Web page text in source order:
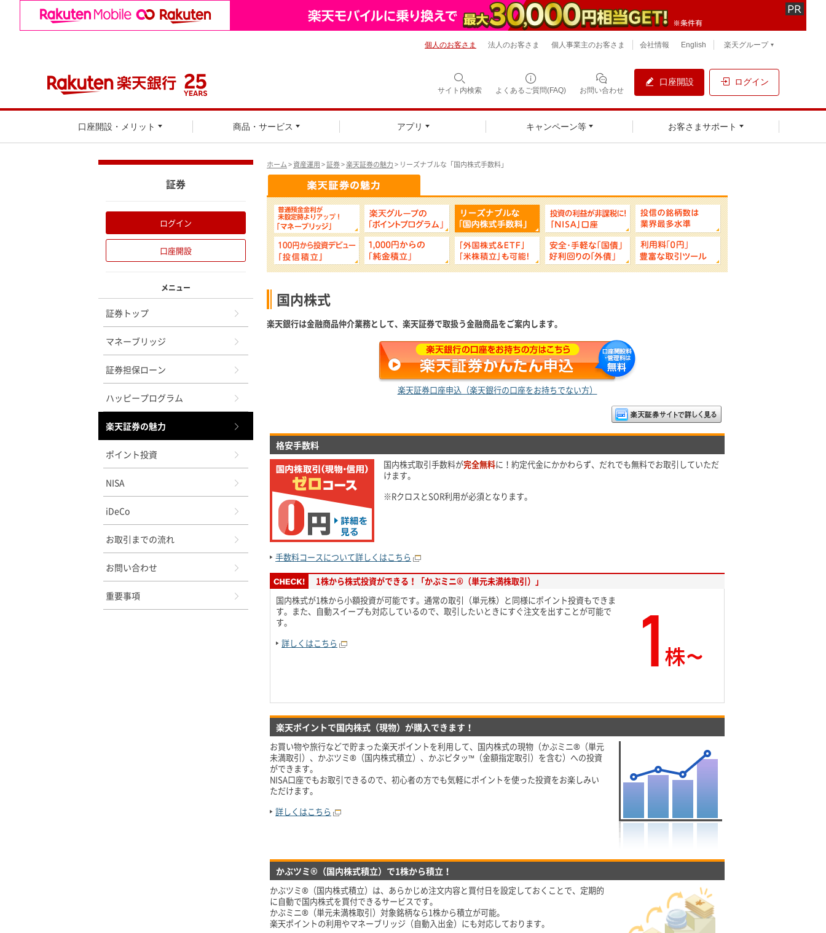
サイト内検索 よくあるご質問(FAQ) お問い合わせ
口座開設 ログイン
口座開設・メリット 商品・サービス アプリ キャンペーン等 お客さまサポート
個人のお客さま 法人のお客さま 個人事業主のお客さま 会社情報 English 楽天グループ
ホーム>資産運用>証券>楽天証券の魅力> リーズナブルな「国内株式手数料」
国内株式
楽天銀行は金融商品仲介業務として、楽天証券で取扱う金融商品をご案内します。
楽天証券口座申込（楽天銀行の口座をお持ちでない方）
格安手数料
国内株式取引手数料が完全無料に！約定代金にかかわらず、だれでも無料でお取引していただ
けます。
※RクロスとSOR利用が必須となります。
手数料コースについて詳しくはこちら
1株から株式投資ができる！「かぶミニ®（単元未満株取引）」
国内株式が1株から小額投資が可能です。通常の取引（単元株）と同様にポイント投資もできま
す。また、自動スイープも対応しているので、取引したいときにすぐ注文を出すことが可能で
す。
詳しくはこちら
楽天ポイントで国内株式（現物）が購入できます！
お買い物や旅行などで貯まった楽天ポイントを利用して、国内株式の現物（かぶミニ®（単元
未満取引）、かぶツミ®（国内株式積立）、かぶピタッ™（金額指定取引）を含む）への投資
ができます。
NISA口座でもお取引できるので、初心者の方でも気軽にポイントを使った投資をお楽しみい
ただけます。
詳しくはこちら
かぶツミ®（国内株式積立）で1株から積立！
かぶツミ®（国内株式積立）は、あらかじめ注文内容と買付日を設定しておくことで、定期的
に自動で国内株式を買付できるサービスです。
かぶミニ®（単元未満株取引）対象銘柄なら1株から積立が可能。
楽天ポイントの利用やマネーブリッジ（自動入出金）にも対応しております。
証券
ログイン
口座開設
メニュー
証券トップ
マネーブリッジ
証券担保ローン
ハッピープログラム
楽天証券の魅力
ポイント投資
NISA
iDeCo
お取引までの流れ
お問い合わせ
重要事項